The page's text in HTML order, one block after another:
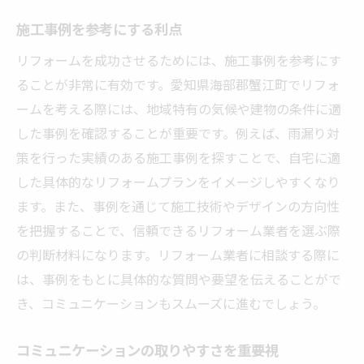
施工事例を参考にする利点
リフォームを成功させるためには、施工事例を参考にす
ることが非常に有効です。愛知県海部郡蟹江町でリフォ
ームを考える際には、地域特有の気候や建物の条件に適
した事例を確認することが重要です。例えば、雨漏り対
策を行った実績のある施工事例を探すことで、自宅に適
した具体的なリフォームプランをイメージしやすくなり
ます。また、事例を通じて施工技術やデザインの方向性
を把握することで、信頼できるリフォーム業者を選ぶ際
の判断材料になります。リフォーム業者に相談する際に
は、事例をもとに具体的な質問や要望を伝えることがで
き、コミュニケーションもスムーズに進むでしょう。
コミュニケーションの取りやすさを重要視